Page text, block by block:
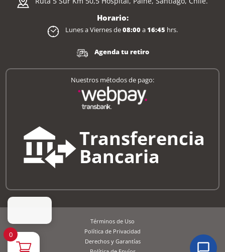
Horario:
Lunes a Viernes de08:00a16:45 hrs.
Agenda tu retiro
Nuestros métodos de pago:
Términos de Uso
Política de Privacidad
Derechos y Garantías
0